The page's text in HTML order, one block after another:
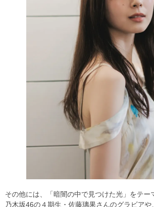
その他には、「暗闇の中で見つけた光」をテー
乃木坂46の４期生・佐藤璃果さんのグラビア